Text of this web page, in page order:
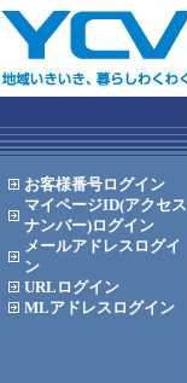
お客様番号ログイン
マイページID(アクセス
ナンバー)ログイン
メールアドレス ログイ
ン
URL ログイン
MLアドレス ログイン